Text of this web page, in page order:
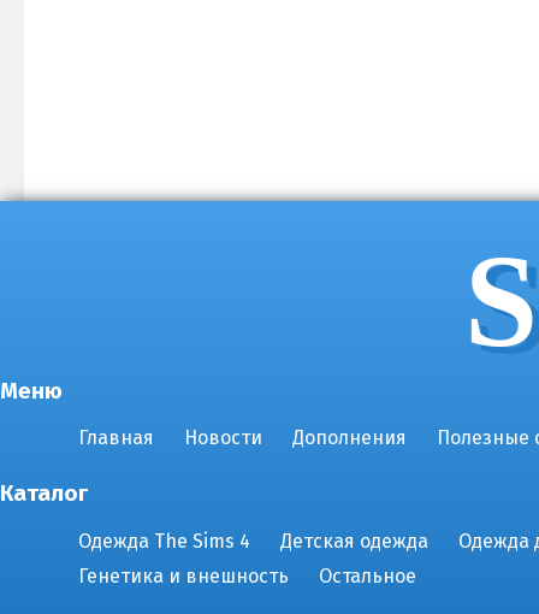
Меню
Главная Новости Дополнения Полезные
Каталог
Одежда The Sims 4 Детская одежда
Одежда
Генетика и внешность
Остальное